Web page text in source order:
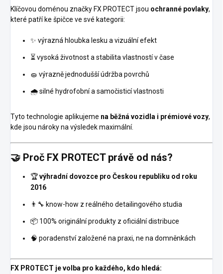
Klíčovou doménou značky FX PROTECT jsou ochranné povlaky,
které patří ke špičce ve své kategorii:
✨ výrazná hloubka lesku a vizuální efekt
⏳ vysoká životnost a stabilita vlastností v čase
🧽 výrazně jednodušší údržba povrchů
🌧️ silné hydrofobní a samočisticí vlastnosti
Tyto technologie aplikujeme na běžná vozidla i prémiové vozy,
kde jsou nároky na výsledek maximální.
🤝 Proč FX PROTECT právě od nás?
🏆výhradní dovozce pro Českou republiku od roku
2016
👨‍🔧 know-how z reálného detailingového studia
📦 100% originální produkty z oficiální distribuce
🧠 poradenství založené na praxi, ne na domněnkách
FX PROTECT je volba pro každého, kdo hledá: